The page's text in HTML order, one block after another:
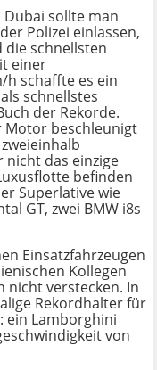
Dubai sollte man
Polizei einlassen,
schnellsten
einer
h schaffte es ein
schnellstes
der Rekorde.
Motor beschleunigt
nicht das einzige
befinden
Superlative wie
GT, zwei BMW i8s
Einsatzfahrzeugen
Kollegen
nicht verstecken. In
Rekordhalter für
ein Lamborghini
von